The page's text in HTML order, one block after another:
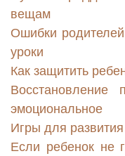
вещам
Ошибки
уроки
Как защитить
эмоциональное
Игры для
Если ребенок не